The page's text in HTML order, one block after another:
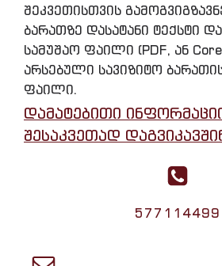
შეკვეთისთვის
ბარათზე დასატანი ტექსტი
სამუშაო ფაილი (PDF, ან
არსებული სავიზიტო
ფაილი.
დამატებითი
შესაკვეთად
577114499